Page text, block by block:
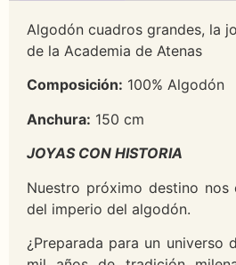
Algodón cuadros grandes, la
de la Academia de Atenas
Composición: 100% Algodón
Anchura: 150 cm
JOYAS CON HISTORIA
Nuestro próximo destino
del imperio del algodón.
¿Preparada para un universo